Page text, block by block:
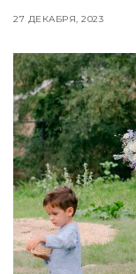
27 ДЕКАБРЯ, 2023